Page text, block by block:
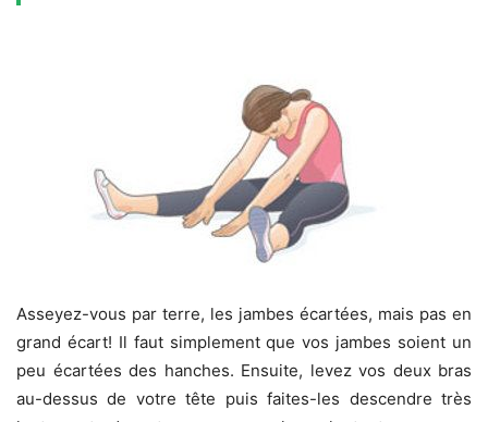
Asseyez-vous par terre, les jambes écartées, mais pas en
grand écart! Il faut simplement que vos jambes soient un
peu écartées des hanches. Ensuite, levez vos deux bras
au-dessus de votre tête puis faites-les descendre très